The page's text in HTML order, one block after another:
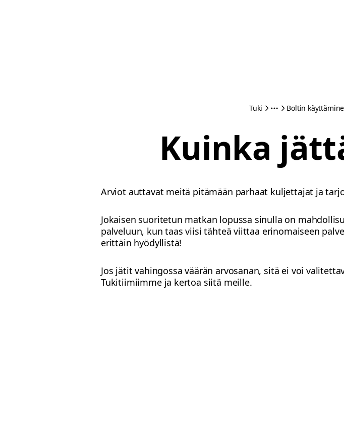
Tuki Boltin
Kuinka
Arviot auttavat meitä pitämään parhaat kuljettajat ja
Jokaisen suoritetun matkan lopussa sinulla on
palveluun, kun taas viisi tähteä viittaa erinomaiseen
erittäin hyödyllistä!
Jos jätit vahingossa väärän arvosanan, sitä ei voi
Tukitiimiimme ja kertoa siitä meille.